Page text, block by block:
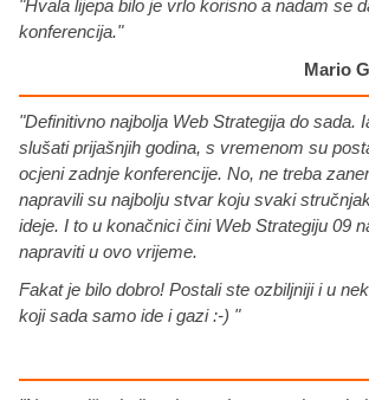
"Hvala lijepa bilo je vrlo korisno a nadam se
konferencija."
Mario
"Definitivno najbolja Web Strategija do
slušati prijašnjih godina, s vremenom su
ocjeni zadnje konferencije. No, ne treba
napravili su najbolju stvar koju svaki
ideje. I to u konačnici čini Web Strategiju 09
napraviti u ovo vrijeme.
Fakat je bilo dobro! Postali ste ozbiljniji i u
koji sada samo ide i gazi :-) "